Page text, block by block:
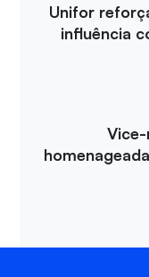
Unifor
influência